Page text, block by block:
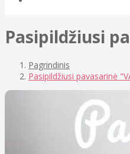
Pasipildžiusi
Pagrindinis
Pasipildžiusi pavasarinė